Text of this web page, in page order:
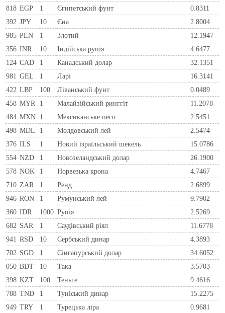
818 EGP 1 Єгипетський фунт
0.8311
392 JPY 10 Єна
2.8004
985 PLN 1 Злотий
12.1947
356 INR 10 Індійська рупія
4.6477
124 CAD 1 Канадський долар
32.1351
981 GEL 1 Ларi
16.3141
422 LBP 100 Ліванський фунт
0.0489
458 MYR 1 Малайзійський ринггіт
11.2078
484 MXN 1 Мексиканське песо
2.5451
498 MDL 1 Молдовський лей
2.5474
376 ILS 1 Новий ізраїльський шекель
15.0786
554 NZD 1 Новозеландський долар
26.1900
578 NOK 1 Норвезька крона
4.7467
710 ZAR 1 Ренд
2.6899
946 RON 1 Румунський лей
9.7902
360 IDR 1000 Рупія
2.5269
682 SAR 1 Саудівський ріял
11.6778
941 RSD 10 Сербський динар
4.3893
702 SGD 1 Сінгапурський долар
34.6052
050 BDT 10 Така
3.5703
398 KZT 100 Теньге
9.4616
788 TND 1 Туніський динар
15.2275
949 TRY 1 Турецька ліра 0.9681